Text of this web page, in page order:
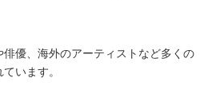
優、海外のアーティストなど多くの
います。